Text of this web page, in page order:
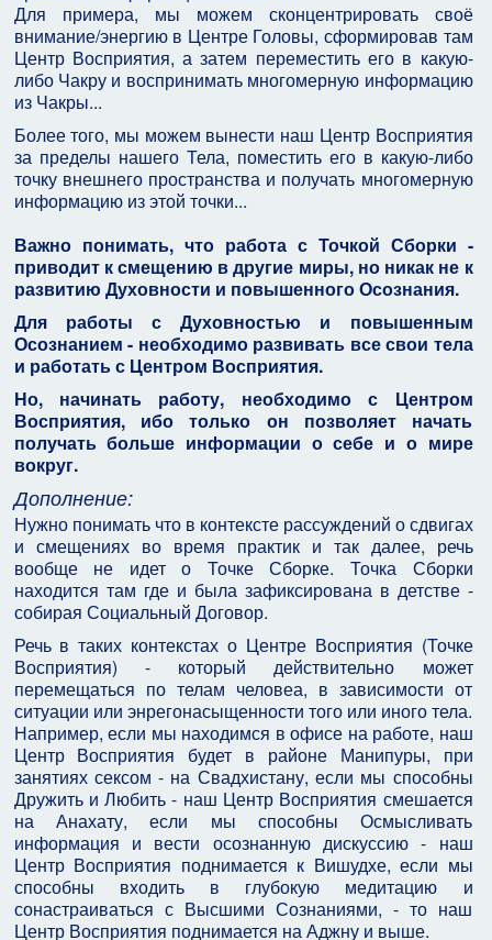
Для примера, мы можем сконцентрировать своё
внимание/энергию в Центре Головы, сформировав там
Центр Восприятия, а затем переместить его в какую-
либо Чакру и воспринимать многомерную информацию
из Чакры...
Более того, мы можем вынести наш Центр Восприятия
за пределы нашего Тела, поместить его в какую-либо
точку внешнего пространства и получать многомерную
информацию из этой точки...
Важно понимать, что работа с Точкой Сборки -
приводит к смещению в другие миры, но никак не к
развитию Духовности и повышенного Осознания.
Для работы с Духовностью и повышенным
Осознанием - необходимо развивать все свои тела
и работать с Центром Восприятия.
Но, начинать работу, необходимо с Центром
Восприятия, ибо только он позволяет начать
получать больше информации о себе и о мире
вокруг.
Дополнение:
Нужно понимать что в контексте рассуждений о сдвигах
и смещениях во время практик и так далее, речь
вообще не идет о Точке Сборке. Точка Сборки
находится там где и была зафиксирована в детстве -
собирая Социальный Договор.
Речь в таких контекстах о Центре Восприятия (Точке
Восприятия) - который действительно может
перемещаться по телам человеа, в зависимости от
ситуации или энрегонасыщенности того или иного тела.
Например, если мы находимся в офисе на работе, наш
Центр Восприятия будет в районе Манипуры, при
занятиях сексом - на Свадхистану, если мы способны
Дружить и Любить - наш Центр Восприятия смешается
на Анахату, если мы способны Осмысливать
информация и вести осознанную дискуссию - наш
Центр Восприятия поднимается к Вишудхе, если мы
способны входить в глубокую медитацию и
сонастраиваться с Высшими Сознаниями, - то наш
Центр Восприятия поднимается на Аджну и выше.